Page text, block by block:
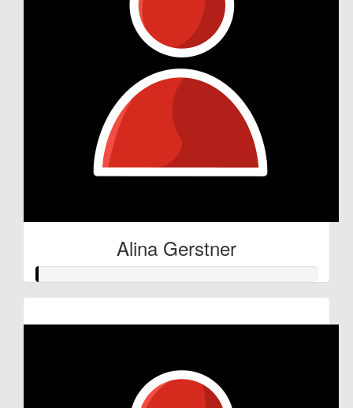
Alina Gerstner